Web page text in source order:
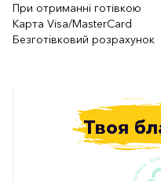
При отриманні готівкою
Карта Visa/MasterCard
Безготівковий розрахунок
Твоя